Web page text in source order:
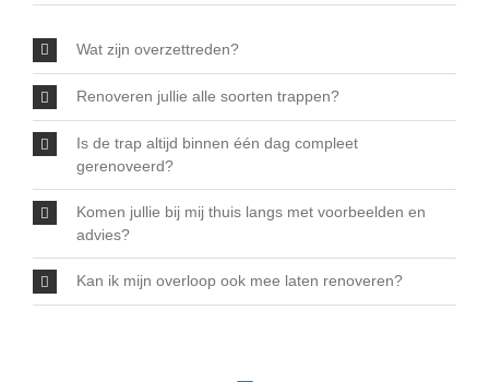
Wat zijn overzettreden?
Renoveren jullie alle soorten trappen?
Is de trap altijd binnen één dag compleet
gerenoveerd?
Komen jullie bij mij thuis langs met voorbeelden en
advies?
Kan ik mijn overloop ook mee laten renoveren?